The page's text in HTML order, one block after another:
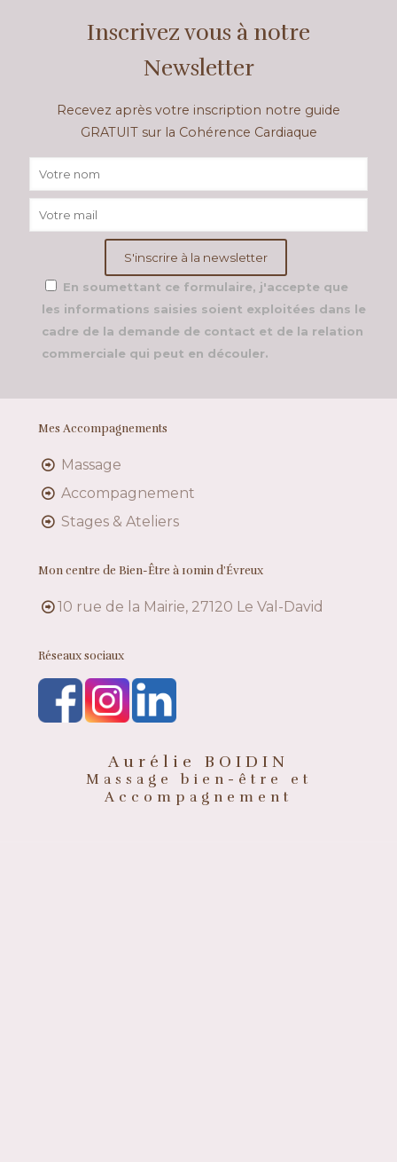
Inscrivez vous à notre
Newsletter
Recevez après votre inscription notre guide
GRATUIT sur la Cohérence Cardiaque
En soumettant ce formulaire, j'accepte que
les informations saisies soient exploitées dans le
cadre de la demande de contact et de la relation
commerciale qui peut en découler.
Mes Accompagnements
Massage
Accompagnement
Stages & Ateliers
Mon centre de Bien-Être à 10min d’Évreux
10 rue de la Mairie, 27120 Le Val-David
Réseaux sociaux
Aurélie BOIDIN
Massage bien-être et
Accompagnement